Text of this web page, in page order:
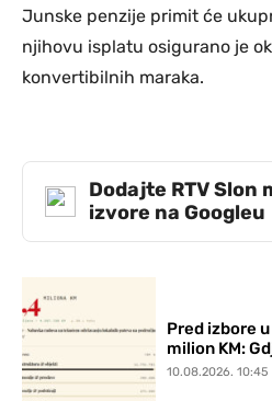
Junske penzije primit će
njihovu isplatu osigurano je
konvertibilnih maraka.
Dodajte RTV Slon
izvore na Googleu
Pred izbore
milion KM:
10.08.2026. 10:45